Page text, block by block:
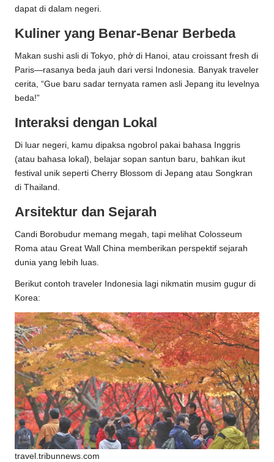
dapat di dalam negeri.
Kuliner yang Benar-Benar Berbeda
Makan sushi asli di Tokyo, phở di Hanoi, atau croissant fresh di
Paris—rasanya beda jauh dari versi Indonesia. Banyak traveler
cerita, “Gue baru sadar ternyata ramen asli Jepang itu levelnya
beda!”
Interaksi dengan Lokal
Di luar negeri, kamu dipaksa ngobrol pakai bahasa Inggris
(atau bahasa lokal), belajar sopan santun baru, bahkan ikut
festival unik seperti Cherry Blossom di Jepang atau Songkran
di Thailand.
Arsitektur dan Sejarah
Candi Borobudur memang megah, tapi melihat Colosseum
Roma atau Great Wall China memberikan perspektif sejarah
dunia yang lebih luas.
Berikut contoh traveler Indonesia lagi nikmatin musim gugur di
Korea:
travel.tribunnews.com